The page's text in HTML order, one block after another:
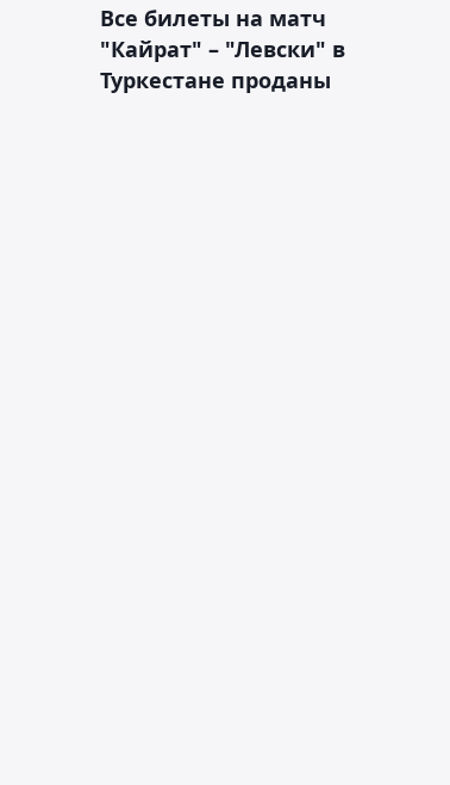
Все билеты на матч
"Кайрат" – "Левски" в
Туркестане проданы